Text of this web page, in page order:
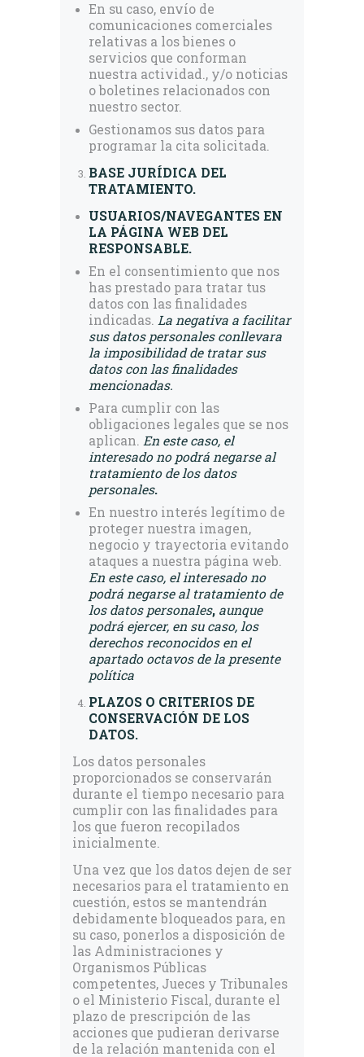
En su caso, envío de
comunicaciones comerciales
relativas a los bienes o
servicios que conforman
nuestra actividad., y/o noticias
o boletines relacionados con
nuestro sector.
Gestionamos sus datos para
programar la cita solicitada.
BASE JURÍDICA DEL
TRATAMIENTO.
USUARIOS/NAVEGANTES EN
LA PÁGINA WEB DEL
RESPONSABLE.
En el consentimiento que nos
has prestado para tratar tus
datos con las finalidades
indicadas. La negativa a facilitar
sus datos personales conllevara
la imposibilidad de tratar sus
datos con las finalidades
mencionadas.
Para cumplir con las
obligaciones legales que se nos
aplican. En este caso, el
interesado no podrá negarse al
tratamiento de los datos
personales.
En nuestro interés legítimo de
proteger nuestra imagen,
negocio y trayectoria evitando
ataques a nuestra página web.
En este caso, el interesado no
podrá negarse al tratamiento de
los datos personales, aunque
podrá ejercer, en su caso, los
derechos reconocidos en el
apartado octavos de la presente
política
PLAZOS O CRITERIOS DE
CONSERVACIÓN DE LOS
DATOS.
Los datos personales
proporcionados se conservarán
durante el tiempo necesario para
cumplir con las finalidades para
los que fueron recopilados
inicialmente.
Una vez que los datos dejen de ser
necesarios para el tratamiento en
cuestión, estos se mantendrán
debidamente bloqueados para, en
su caso, ponerlos a disposición de
las Administraciones y
Organismos Públicas
competentes, Jueces y Tribunales
o el Ministerio Fiscal, durante el
plazo de prescripción de las
acciones que pudieran derivarse
de la relación mantenida con el